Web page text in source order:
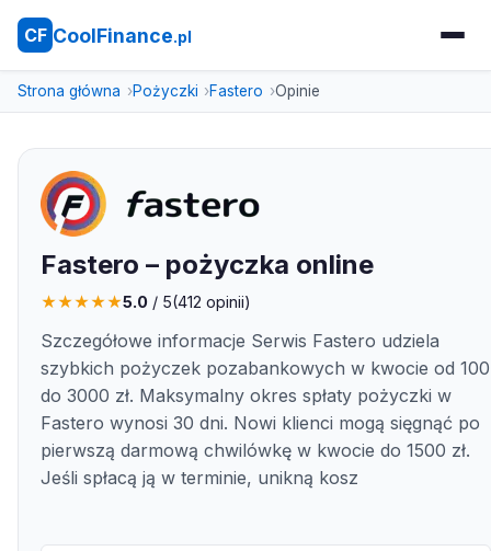
CF CoolFinance.pl
Strona główna Pożyczki Fastero Opinie
Fastero – pożyczka online
★★★★★5.0 / 5(412 opinii)
Szczegółowe informacje Serwis Fastero udziela
szybkich pożyczek pozabankowych w kwocie od 100
do 3000 zł. Maksymalny okres spłaty pożyczki w
Fastero wynosi 30 dni. Nowi klienci mogą sięgnąć po
pierwszą darmową chwilówkę w kwocie do 1500 zł.
Jeśli spłacą ją w terminie, unikną kosz